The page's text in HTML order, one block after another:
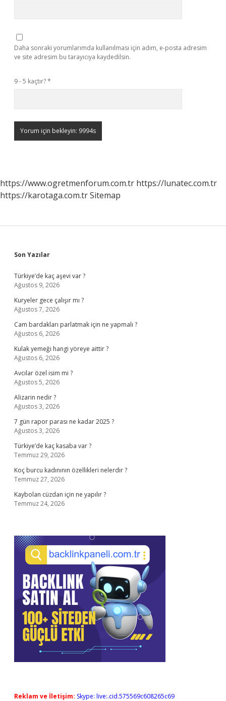
Daha sonraki yorumlarımda kullanılması için adım, e-posta adresim
ve site adresim bu tarayıcıya kaydedilsin.
9 - 5 kaçtır?*
https://www.ogretmenforum.com.tr https://lunatec.com.tr
https://karotaga.com.trSitemap
Sidebar
Son Yazılar
Türkiye’de kaç aşevi var ?
Ağustos 9, 2026
Kuryeler gece çalışır mı ?
Ağustos 7, 2026
Cam bardakları parlatmak için ne yapmalı ?
Ağustos 6, 2026
Kulak yemeği hangi yöreye aittir ?
Ağustos 6, 2026
Avcılar özel isim mi ?
Ağustos 5, 2026
Alizarin nedir ?
Ağustos 3, 2026
7 gün rapor parası ne kadar 2025 ?
Ağustos 3, 2026
Türkiye’de kaç kasaba var ?
Temmuz 29, 2026
Koç burcu kadınının özellikleri nelerdir ?
Temmuz 27, 2026
Kaybolan cüzdan için ne yapılır ?
Temmuz 24, 2026
Reklam ve İletişim: Skype: live:.cid.575569c608265c69